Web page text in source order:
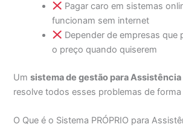
Pagar caro em sistemas
funcionam sem internet
Depender de empresas que
o preço quando quiserem
Umsistema de gestão para Assistência
resolve todos esses problemas de
O Que é o Sistema PRÓPRIO para